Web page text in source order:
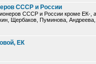
СССР и России
СССР и России кроме ЕК-,
Щербаков, Пуминова,
ЕК